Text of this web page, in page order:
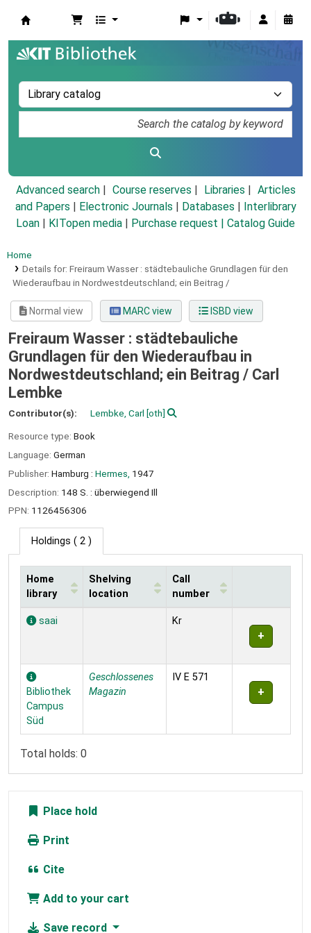
Advanced search Course reserves Libraries
Articles
and Papers
Electronic Journals Databases
Interlibrary
Loan
KITopen media Purchase request | Catalog Guide
Home
Details for: Freiraum Wasser : städtebauliche Grundlagen für den
Wiederaufbau in Nordwestdeutschland; ein Beitrag /
Normal view MARC view ISBD view
Freiraum Wasser : städtebauliche
Grundlagen für den Wiederaufbau in
Nordwestdeutschland; ein Beitrag / Carl
Lembke
Contributor(s): Lembke, Carl [oth]
Resource type: Book
Language: German
Publisher: Hamburg : Hermes, 1947
Description: 148 S. : überwiegend Ill
PPN: 1126456306
Holdings ( 2 )
Holdings
Home
library
Shelving
location
Call
number
saai Kr
Bibliothek
Campus
Süd
Geschlossenes
Magazin
IV E 571
Total holds: 0
Place hold
Print
Cite
Add to your cart
Save record